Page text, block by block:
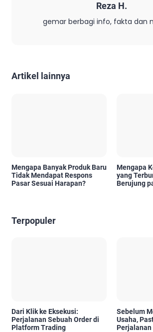
Reza H.
gemar berbagi info, fakta dan
Artikel lainnya
Mengapa Banyak Produk Baru
Tidak Mendapat Respons
Pasar Sesuai Harapan?
Mengapa
yang
Berujung
Terpopuler
Dari Klik ke Eksekusi:
Perjalanan Sebuah Order di
Platform Trading
Sebelum
Usaha,
Perjalanan